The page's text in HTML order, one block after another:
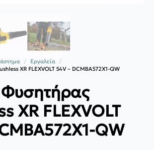
Εργαλεία
XR FLEXVOLT 54V – DCMBA572X1-QW
XR FLEXVOLT
QW